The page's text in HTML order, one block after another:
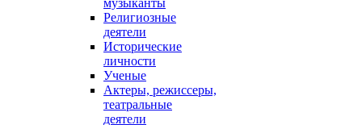
музыканты
Религиозные
деятели
Исторические
личности
Ученые
Актеры, режиссеры,
театральные
деятели